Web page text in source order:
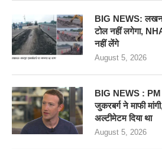
BIG NEWS:
टोल नहीं लगेगा,
नहीं लेंगे
August 5, 2026
BIG NEWS : PM
जुकरबर्ग ने माफी
अल्टीमेटम दिया था
August 5, 2026